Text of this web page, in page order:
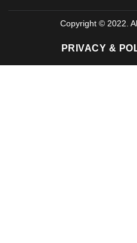
Copyright © 2022.
PRIVACY &